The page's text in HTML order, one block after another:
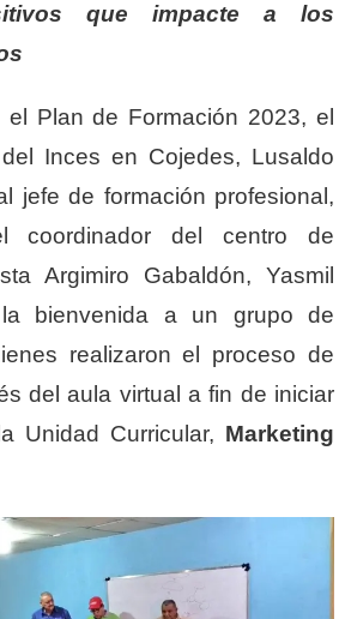
que impacte a los
el Plan de Formación 2023, el
Inces en Cojedes, Lusaldo
jefe de formación profesional,
del centro de
Argimiro Gabaldón, Yasmil
la bienvenida a un grupo de
realizaron el proceso de
del aula virtual a fin de iniciar
Unidad Curricular, Marketing